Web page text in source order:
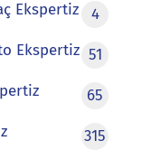
Ekspertiz
4
Ekspertiz 51
65
315